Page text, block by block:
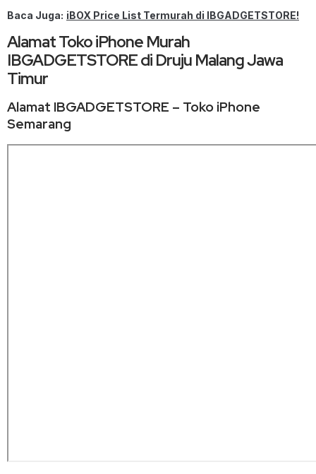
Baca Juga: iBOX Price List Termurah di IBGADGETSTORE!
Alamat Toko iPhone Murah
IBGADGETSTORE di Druju Malang Jawa
Timur
Alamat IBGADGETSTORE – Toko iPhone
Semarang